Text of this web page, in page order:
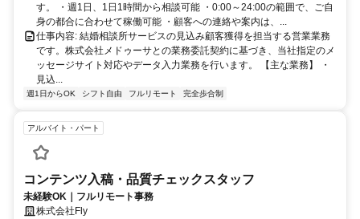
す。 ・週1日、1日1時間から相談可能 ・0:00～24:00の範囲で、ご自
身の都合に合わせて稼働可能 ・顧客への連絡や案内は、...
仕事内容: 結婚相談所サービスの見込み顧客獲得を担当する営業業務
です。株式会社メドゥーサとの業務委託契約に基づき、当社指定のメ
ッセージサイト対応やデータ入力業務を行います。 【主な業務】 ・
見込...
週1日からOK シフト自由 フルリモート 完全歩合制
アルバイト・パート
コンテンツ入稿・品質チェックスタッフ
未経験OK｜フルリモート事務
株式会社Fly